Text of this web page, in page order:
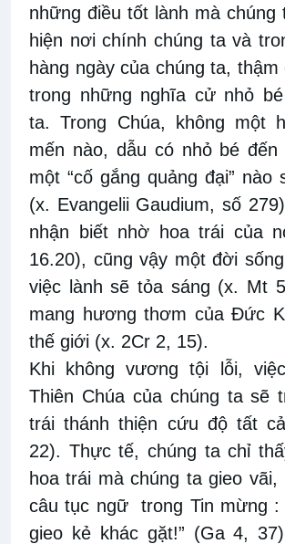
những điều tốt lành mà chúng
hiện nơi chính chúng ta và
hàng ngày của chúng ta,
trong những nghĩa cử nhỏ
ta. Trong Chúa, không một
mến nào, dẫu có nhỏ bé đến
một “cố gắng quảng đại” nào
(x. Evangelii Gaudium, số
nhận biết nhờ hoa trái của
16.20), cũng vậy một đời
việc lành sẽ tỏa sáng (x. Mt
mang hương thơm của Đức
thế giới (x. 2Cr 2, 15).
Khi không vương tội lỗi,
Thiên Chúa của chúng ta sẽ
trái thánh thiện cứu độ tất
22). Thực tế, chúng ta chỉ
hoa trái mà chúng ta gieo
câu tục ngữ trong Tin mừng :
gieo kẻ khác gặt!” (Ga 4,